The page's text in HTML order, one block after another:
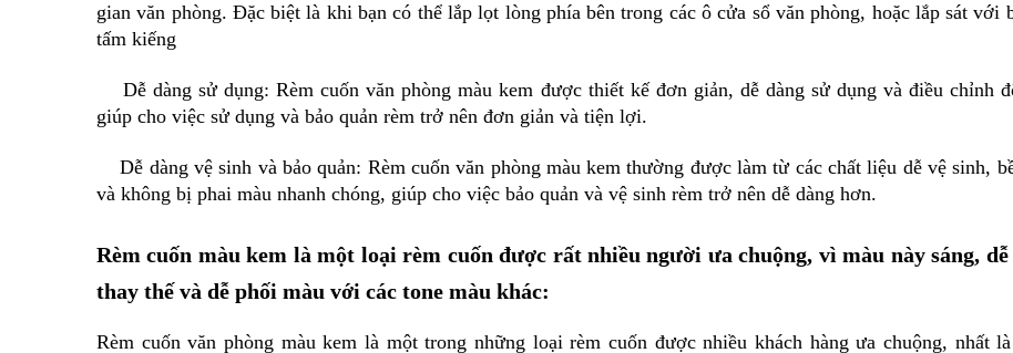
gian văn phòng. Đặc biệt là khi bạn có thể lắp lọt lòng phía bên trong các ô cửa sổ văn phòng, hoặc lắp sát với
tấm kiếng
Dễ dàng sử dụng: Rèm cuốn văn phòng màu kem được thiết kế đơn giản, dễ dàng sử dụng và điều chỉnh
giúp cho việc sử dụng và bảo quản rèm trở nên đơn giản và tiện lợi.
Dễ dàng vệ sinh và bảo quản: Rèm cuốn văn phòng màu kem thường được làm từ các chất liệu dễ vệ sinh,
và không bị phai màu nhanh chóng, giúp cho việc bảo quản và vệ sinh rèm trở nên dễ dàng hơn.
Rèm cuốn màu kem là một loại rèm cuốn được rất nhiều người ưa chuộng, vì màu này sáng, dễ
thay thế và dễ phối màu với các tone màu khác:
Rèm cuốn văn phòng màu kem là một trong những loại rèm cuốn được nhiều khách hàng ưa chuộng, nhất